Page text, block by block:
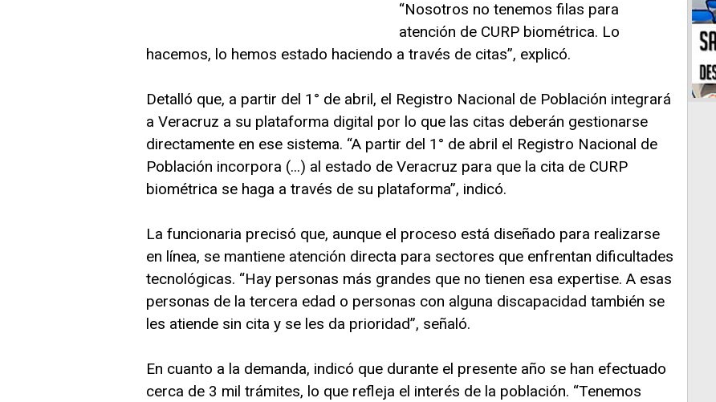
“Nosotros no tenemos filas para
atención de CURP biométrica. Lo
hacemos, lo hemos estado haciendo a través de citas”, explicó.
Detalló que, a partir del 1° de abril, el Registro Nacional de Población integrará
a Veracruz a su plataforma digital por lo que las citas deberán gestionarse
directamente en ese sistema. “A partir del 1° de abril el Registro Nacional de
Población incorpora (...) al estado de Veracruz para que la cita de CURP
biométrica se haga a través de su plataforma”, indicó.
La funcionaria precisó que, aunque el proceso está diseñado para realizarse
en línea, se mantiene atención directa para sectores que enfrentan dificultades
tecnológicas. “Hay personas más grandes que no tienen esa expertise. A esas
personas de la tercera edad o personas con alguna discapacidad también se
les atiende sin cita y se les da prioridad”, señaló.
En cuanto a la demanda, indicó que durante el presente año se han efectuado
cerca de 3 mil trámites, lo que refleja el interés de la población. “Tenemos